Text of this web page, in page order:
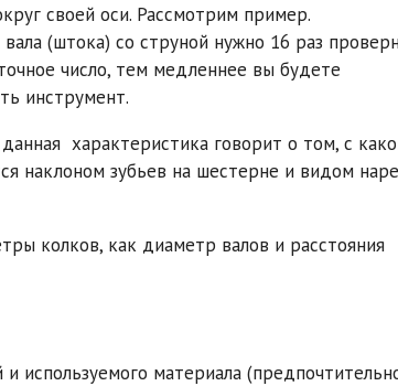
своей оси. Рассмотрим пример.
(штока) со струной нужно 16 раз
число, тем медленнее вы будете
инструмент.
характеристика говорит о том, с
наклоном зубьев на шестерне и видом
колков, как диаметр валов и расстояния
используемого материала